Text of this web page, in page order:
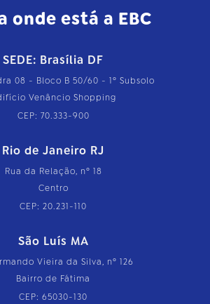
onde está a EBC
SEDE: Brasília DF
08 - Bloco B 50/60 - 1º Subsolo
Venâncio Shopping
CEP: 70.333-900
Rio de Janeiro RJ
Rua da Relação, nº 18
Centro
CEP: 20.231-110
São Luís MA
Vieira da Silva, nº 126
Bairro de Fátima
CEP: 65030-130